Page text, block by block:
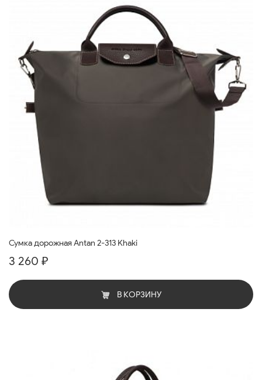
Сумка дорожная Antan 2-313 Khaki
3 260 ₽
В КОРЗИНУ